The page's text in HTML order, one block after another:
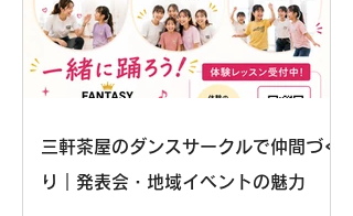
三軒茶屋のダンスサークルで仲間づく
り｜発表会・地域イベントの魅力